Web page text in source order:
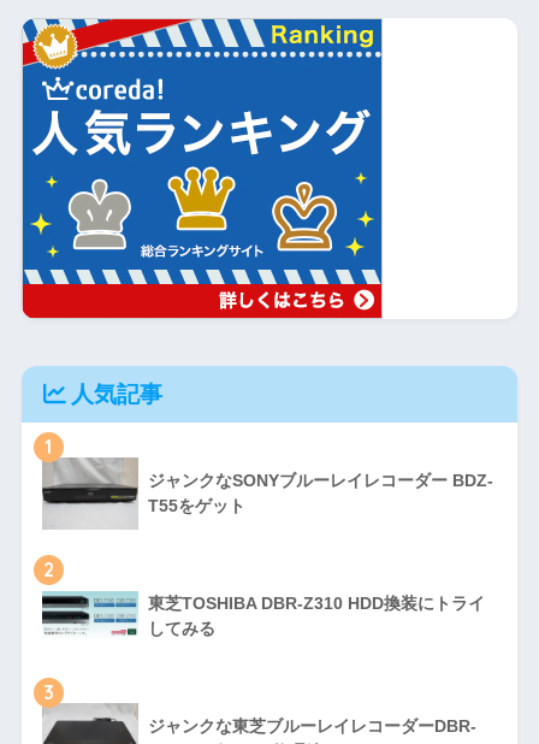
人気記事
1
ジャンクなSONYブルーレイレコーダー BDZ-
T55をゲット
2
東芝TOSHIBA DBR-Z310 HDD換装にトライ
してみる
3
ジャンクな東芝ブルーレイレコーダーDBR-